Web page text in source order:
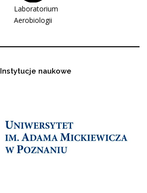
Laboratorium
Aerobiologii
Instytucje naukowe